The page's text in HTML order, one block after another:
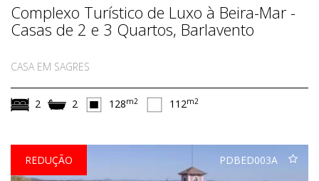
Complexo Turístico de Luxo à Beira-Mar -
Casas de 2 e 3 Quartos, Barlavento
CASA EM SAGRES
2 2 128m2 112m2
PDBED003A
REDUÇÃO